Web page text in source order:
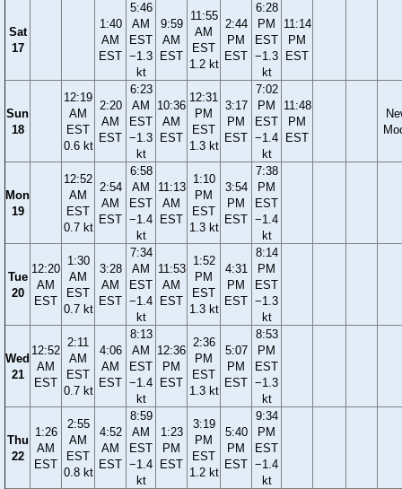
Sat
17
1:40
AM
EST
5:46
AM
EST
−1.3
kt
9:59
AM
EST
11:55
AM
EST
1.2 kt
2:44
PM
EST
6:28
PM
EST
−1.3
kt
11:14
PM
EST
Sun
18
12:19
AM
EST
0.6 kt
2:20
AM
EST
6:23
AM
EST
−1.3
kt
10:36
AM
EST
12:31
PM
EST
1.3 kt
3:17
PM
EST
7:02
PM
EST
−1.4
kt
11:48
PM
EST
Mon
19
12:52
AM
EST
0.7 kt
2:54
AM
EST
6:58
AM
EST
−1.4
kt
11:13
AM
EST
1:10
PM
EST
1.3 kt
3:54
PM
EST
7:38
PM
EST
−1.4
kt
Tue
20
12:20
AM
EST
1:30
AM
EST
0.7 kt
3:28
AM
EST
7:34
AM
EST
−1.4
kt
11:53
AM
EST
1:52
PM
EST
1.3 kt
4:31
PM
EST
8:14
PM
EST
−1.3
kt
Wed
21
12:52
AM
EST
2:11
AM
EST
0.7 kt
4:06
AM
EST
8:13
AM
EST
−1.4
kt
12:36
PM
EST
2:36
PM
EST
1.3 kt
5:07
PM
EST
8:53
PM
EST
−1.3
kt
Thu
22
1:26
AM
EST
2:55
AM
EST
0.8 kt
4:52
AM
EST
8:59
AM
EST
−1.4
kt
1:23
PM
EST
3:19
PM
EST
1.2 kt
5:40
PM
EST
9:34
PM
EST
−1.4
kt